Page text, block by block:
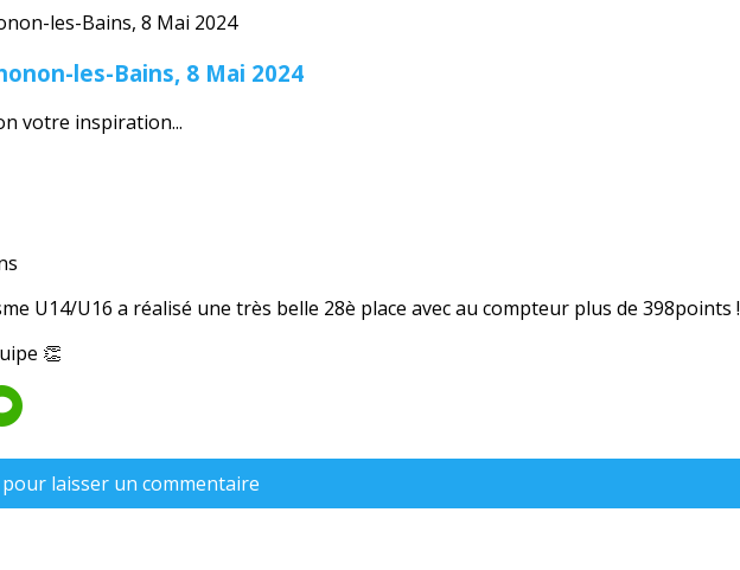
les-Bains, 8 Mai 2024
votre inspiration...
U14/U16 a réalisé une très belle 28è place avec au compteur plus de 398points !
👏
laisser un commentaire